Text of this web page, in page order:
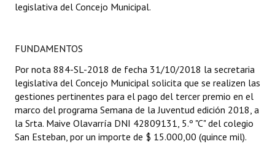
Reglamento Interno
DOCUMENTOS
Informes de Gestión
Proyectos Presentados
legislativa del Concejo Municipal.
FUNDAMENTOS
Por nota 884-SL-2018 de fecha 31/10/2018 la secretaria
legislativa del Concejo Municipal solicita que se realizen las
gestiones pertinentes para el pago del tercer premio en el
marco del programa Semana de la Juventud edición 2018, a
la Srta. Maive Olavarría DNI 42809131, 5.º "C" del colegio
San Esteban, por un importe de $ 15.000,00 (quince mil).